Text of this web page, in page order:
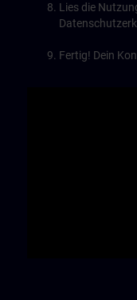
Lies die
Fertig! Dein